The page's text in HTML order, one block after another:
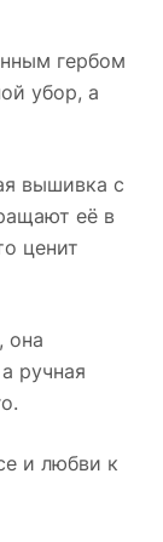
гербом
убор, а
вышивка с
её в
ценит
она
ручная
и любви к